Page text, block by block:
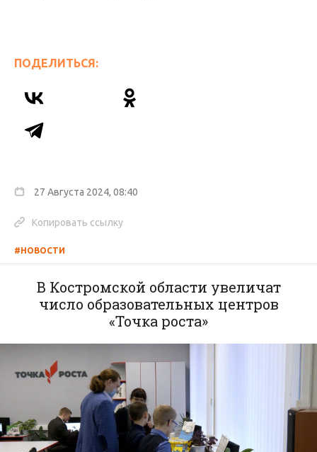
ПОДЕЛИТЬСЯ:
27 Августа 2024, 08:40
Копировать ссылку
#НОВОСТИ
В Костромской области увеличат
число образовательных центров
«Точка роста»